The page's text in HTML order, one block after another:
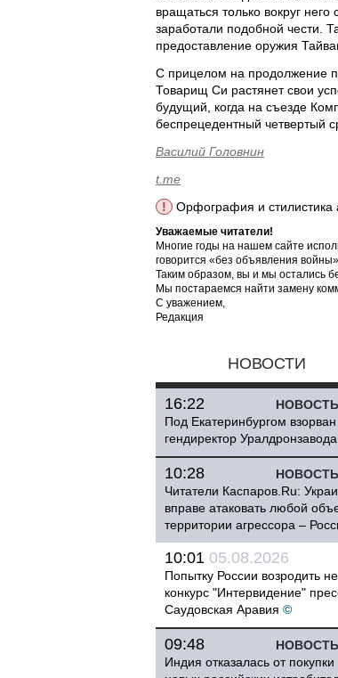
вращаться только вокруг
заработали подобной чести.
предоставление оружия
С прицелом на продолжение
Товарищ Си растянет свои
будущий, когда на съезде
беспрецедентный четвертый
Василий Головнин
t.me
!
Орфография и стилистика
Уважаемые читатели!
Многие годы на нашем сайте
говорится «без объявления
Таким образом, вы и мы остались
Мы постараемся найти замену
С уважением,
Редакция
НОВОСТИ
16:22
Под Екатеринбургом взорван
гендиректор Уралдронзавода
10:28
Читатели Каспаров.Ru:
вправе атаковать любой
территории агрессора –
10:01 05.08.2026
Попытку России возродить
конкурс "Интервидение"
Саудовская Аравия ©
09:48
Индия отказалась от покупки